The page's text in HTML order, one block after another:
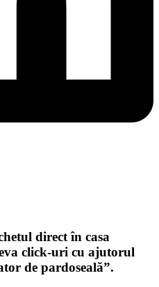
direct în casa
click-uri cu ajutorul
de pardoseală”.